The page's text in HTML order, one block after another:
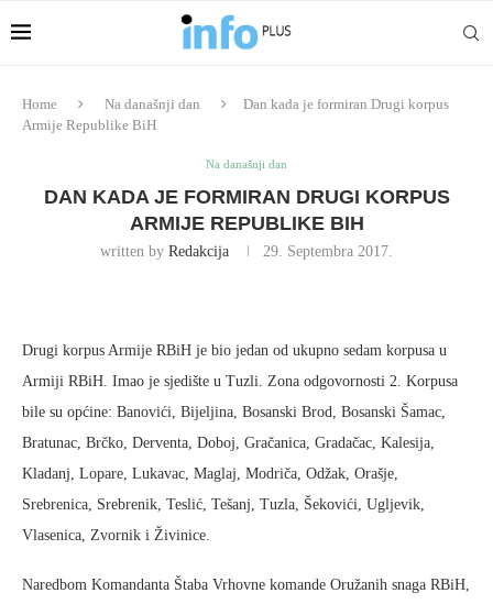
Home Na današnji dan
Dan kada je formiran Drugi korpus
Armije Republike BiH
Na današnji dan
DAN KADA JE FORMIRAN DRUGI KORPUS
ARMIJE REPUBLIKE BIH
written by Redakcija 29. Septembra 2017.
Drugi korpus Armije RBiH je bio jedan od ukupno sedam korpusa u
Armiji RBiH. Imao je sjedište u Tuzli. Zona odgovornosti 2. Korpusa
bile su općine: Banovići, Bijeljina, Bosanski Brod, Bosanski Šamac,
Bratunac, Brčko, Derventa, Doboj, Gračanica, Gradačac, Kalesija,
Kladanj, Lopare, Lukavac, Maglaj, Modriča, Odžak, Orašje,
Srebrenica, Srebrenik, Teslić, Tešanj, Tuzla, Šekovići, Ugljevik,
Vlasenica, Zvornik i Živinice.
Naredbom Komandanta Štaba Vrhovne komande Oružanih snaga RBiH,